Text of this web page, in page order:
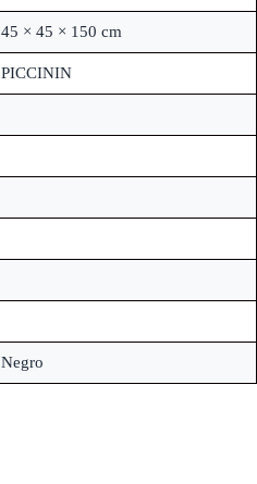
45 × 45 × 150 cm
PICCININ
Negro